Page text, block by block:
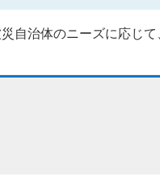
自治体のニーズに応じ